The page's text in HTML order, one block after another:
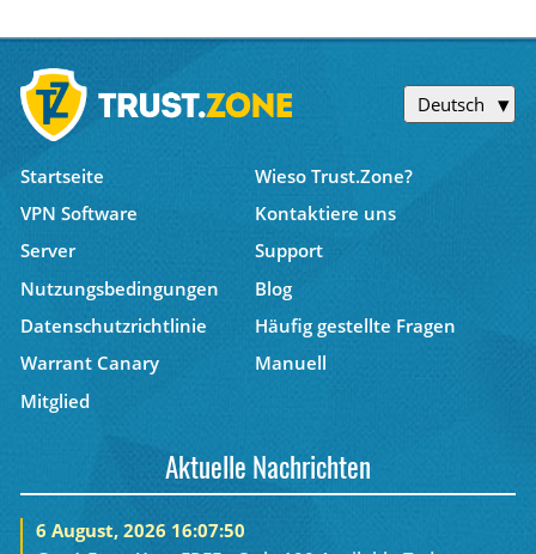
Deutsch
Startseite
Wieso Trust.Zone?
VPN Software
Kontaktiere uns
Server
Support
Nutzungsbedingungen
Blog
Datenschutzrichtlinie
Häufig gestellte Fragen
Warrant Canary
Manuell
Mitglied
Aktuelle Nachrichten
6 August, 2026 16:07:50